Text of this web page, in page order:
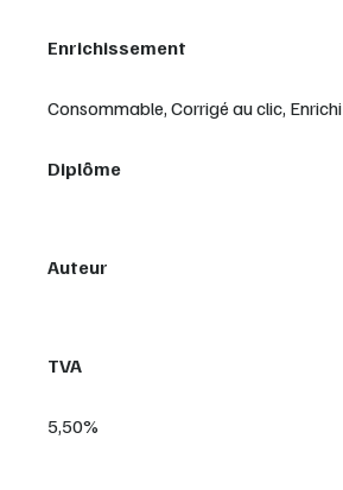
Enrichissement
Consommable, Corrigé au clic, Enrichi
Diplôme
Auteur
TVA
5,50%